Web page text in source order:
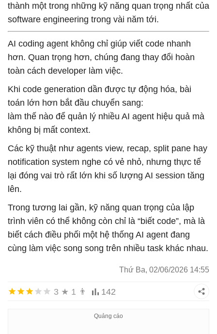
thành một trong những kỹ năng quan trọng nhất của
software engineering trong vài năm tới.
AI coding agent không chỉ giúp viết code nhanh
hơn. Quan trọng hơn, chúng đang thay đổi hoàn
toàn cách developer làm việc.
Khi code generation dần được tự động hóa, bài
toán lớn hơn bắt đầu chuyển sang:
làm thế nào để quản lý nhiều AI agent hiệu quả mà
không bị mất context.
Các kỹ thuật như agents view, recap, split pane hay
notification system nghe có vẻ nhỏ, nhưng thực tế
lại đóng vai trò rất lớn khi số lượng AI session tăng
lên.
Trong tương lai gần, kỹ năng quan trọng của lập
trình viên có thể không còn chỉ là “biết code”, mà là
biết cách điều phối một hệ thống AI agent đang
cùng làm việc song song trên nhiều task khác nhau.
Thứ Ba, 02/06/2026 14:55
3 ★ 1 👨 142